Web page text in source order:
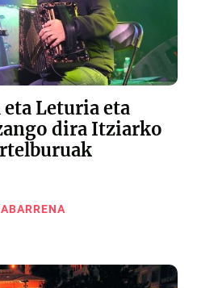
eta Leturia eta
dira Itziarko